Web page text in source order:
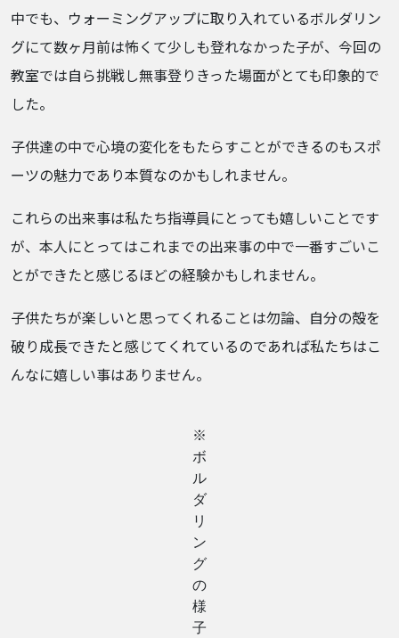
中でも、ウォーミングアップに取り入れているボルダリン
グにて数ヶ月前は怖くて少しも登れなかった子が、今回の
教室では自ら挑戦し無事登りきった場面がとても印象的で
した。
子供達の中で心境の変化をもたらすことができるのもスポ
ーツの魅力であり本質なのかもしれません。
これらの出来事は私たち指導員にとっても嬉しいことです
が、本人にとってはこれまでの出来事の中で一番すごいこ
とができたと感じるほどの経験かもしれません。
子供たちが楽しいと思ってくれることは勿論、自分の殻を
破り成長できたと感じてくれているのであれば私たちはこ
んなに嬉しい事はありません。
※
ボ
ル
ダ
リ
ン
グ
の
様
子